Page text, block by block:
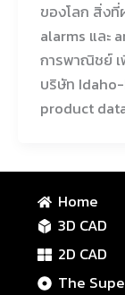
ของโลก สิ่งที่
alarms และ
การพาณิชย์ เ
บริษัท
product
Home
3D CAD
2D CAD
The